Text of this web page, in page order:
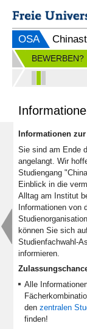
OSA
BEWERBEN?
Informationen
Sie sind am Ende
angelangt. Wir
Studiengang
Einblick in die
Alltag am Institut
Informationen von
können Sie sich
Studienfachwahl-
informieren.
Alle
den zentralen
finden!